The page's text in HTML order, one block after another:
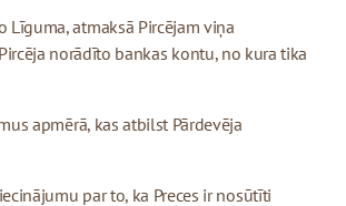
Līguma, atmaksā Pircējam viņa
norādīto bankas kontu, no kura tika
apmērā, kas atbilst Pārdevēja
par to, ka Preces ir nosūtīti